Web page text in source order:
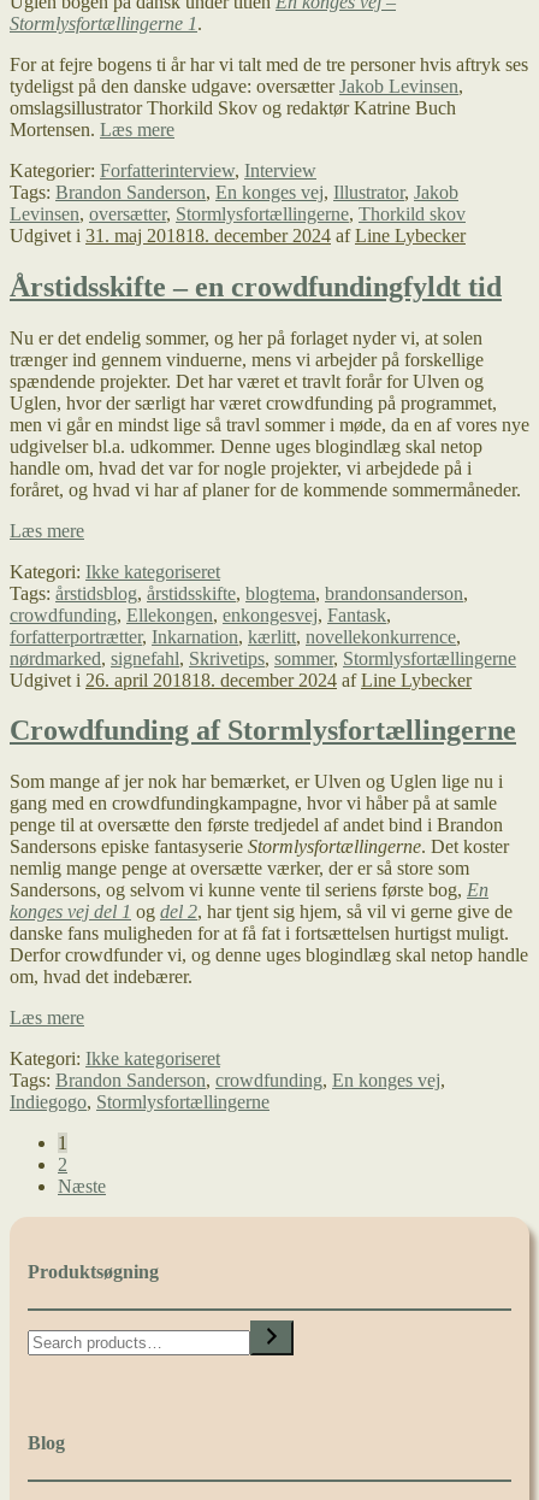
Stormlysfortællingerne 1.
For at fejre bogens ti år har vi talt med de tre personer hvis aftryk ses
tydeligst på den danske udgave: oversætterJakob Levinsen,
omslagsillustrator Thorkild Skov og redaktør Katrine Buch
Mortensen. Læs mere10
med
A
Way
of
Kategorier: Forfatterinterview, Interview
Tags: Brandon Sanderson, En konges vej, Illustrator, Jakob
Levinsen, oversætter, Stormlysfortællingerne, Thorkild skov
Udgivet i 31. maj 201818. december 2024 afLine Lybecker
Årstidsskifte – en crowdfundingfyldt tid
Nu er det endelig sommer, og her på forlaget nyder vi, at solen
trænger ind gennem vinduerne, mens vi arbejder på forskellige
spændende projekter. Det har været et travlt forår for Ulven og
Uglen, hvor der særligt har været crowdfunding på programmet,
men vi går en mindst lige så travl sommer i møde, da en af vores nye
udgivelser bl.a. udkommer. Denne uges blogindlæg skal netop
handle om, hvad det var for nogle projekter, vi arbejdede på i
foråret, og hvad vi har af planer for de kommende sommermåneder.
Læs mereÅrstidsskifte
en
crowdfundingfyldt
tid
Kategori: Ikke kategoriseret
Tags: årstidsblog, årstidsskifte, blogtema, brandonsanderson,
crowdfunding, Ellekongen, enkongesvej, Fantask,
forfatterportrætter, Inkarnation, kærlitt, novellekonkurrence,
nørdmarked, signefahl, Skrivetips, sommer, Stormlysfortællingerne
Udgivet i 26. april 201818. december 2024 afLine Lybecker
Crowdfunding af Stormlysfortællingerne
Som mange af jer nok har bemærket, er Ulven og Uglen lige nu i
gang med en crowdfundingkampagne, hvor vi håber på at samle
penge til at oversætte den første tredjedel af andet bind i Brandon
Sandersons episke fantasyserie Stormlysfortællingerne. Det koster
nemlig mange penge at oversætte værker, der er så store som
Sandersons, og selvom vi kunne vente til seriens første bog, En
konges vej del 1 og del 2, har tjent sig hjem, så vil vi gerne give de
danske fans muligheden for at få fat i fortsættelsen hurtigst muligt.
Derfor crowdfunder vi, og denne uges blogindlæg skal netop handle
om, hvad det indebærer.
Læs mereCrowdfunding
Stormlysfortællingerne
Kategori: Ikke kategoriseret
Tags: Brandon Sanderson, crowdfunding, En konges vej,
Indiegogo, Stormlysfortællingerne
Indlægsinddeling
1
2
Næste
Produktsøgning
Search
Blog